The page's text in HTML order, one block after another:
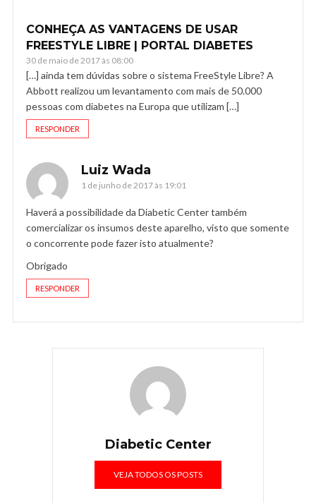
CONHEÇA AS VANTAGENS DE USAR
FREESTYLE LIBRE | PORTAL DIABETES
30 de maio de 2017 às 08:00
[…] ainda tem dúvidas sobre o sistema FreeStyle Libre? A
Abbott realizou um levantamento com mais de 50.000
pessoas com diabetes na Europa que utilizam […]
RESPONDER
Luiz Wada
1 de junho de 2017 às 19:01
Haverá a possibilidade da Diabetic Center também
comercializar os insumos deste aparelho, visto que somente
o concorrente pode fazer isto atualmente?
Obrigado
RESPONDER
Diabetic Center
VEJA TODOS OS POSTS